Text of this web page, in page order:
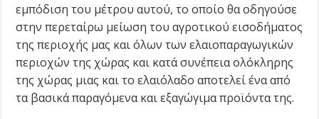
εμπόδιση του μέτρου αυτού, το οποίο θα οδηγούσε
στην περεταίρω μείωση του αγροτικού εισοδήματος
της περιοχής μας και όλων των ελαιοπαραγωγικών
περιοχών της χώρας και κατά συνέπεια ολόκληρης
της χώρας μιας και το ελαιόλαδο αποτελεί ένα από
τα βασικά παραγόμενα και εξαγώγιμα προϊόντα της.